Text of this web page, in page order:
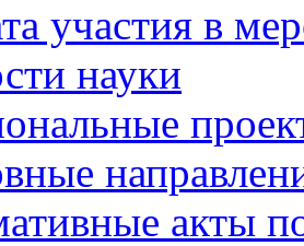
участия в
науки
акты